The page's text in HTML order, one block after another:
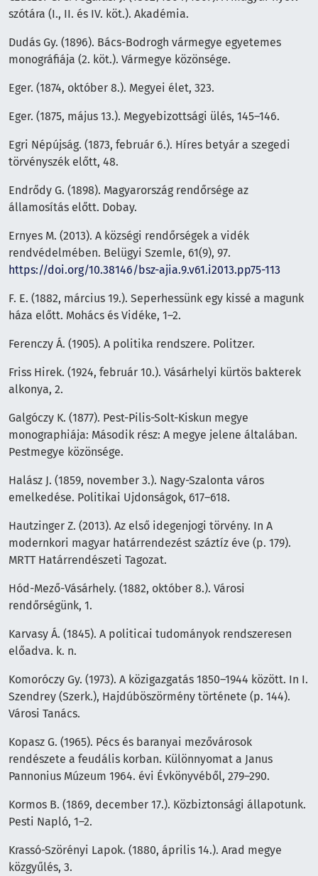
szótára (I., II. és IV. köt.). Akadémia.
Dudás Gy. (1896). Bács-Bodrogh vármegye egyetemes
monográfiája (2. köt.). Vármegye közönsége.
Eger. (1874, október 8.). Megyei élet, 323.
Eger. (1875, május 13.). Megyebizottsági ülés, 145–146.
Egri Népújság. (1873, február 6.). Híres betyár a szegedi
törvényszék előtt, 48.
Endrődy G. (1898). Magyarország rendőrsége az
államosítás előtt. Dobay.
Ernyes M. (2013). A községi rendőrségek a vidék
rendvédelmében. Belügyi Szemle, 61(9), 97.
https://doi.org/10.38146/bsz-ajia.9.v61.i2013.pp75-113
F. E. (1882, március 19.). Seperhessünk egy kissé a magunk
háza előtt. Mohács és Vidéke, 1–2.
Ferenczy Á. (1905). A politika rendszere. Politzer.
Friss Hirek. (1924, február 10.). Vásárhelyi kürtös bakterek
alkonya, 2.
Galgóczy K. (1877). Pest-Pilis-Solt-Kiskun megye
monographiája: Második rész: A megye jelene általában.
Pestmegye közönsége.
Halász J. (1859, november 3.). Nagy-Szalonta város
emelkedése. Politikai Ujdonságok, 617–618.
Hautzinger Z. (2013). Az első idegenjogi törvény. In A
modernkori magyar határrendezést száztíz éve (p. 179).
MRTT Határrendészeti Tagozat.
Hód-Mező-Vásárhely. (1882, október 8.). Városi
rendőrségünk, 1.
Karvasy Á. (1845). A politicai tudományok rendszeresen
előadva. k. n.
Komoróczy Gy. (1973). A közigazgatás 1850–1944 között. In I.
Szendrey (Szerk.), Hajdúböszörmény története (p. 144).
Városi Tanács.
Kopasz G. (1965). Pécs és baranyai mezővárosok
rendészete a feudális korban. Különnyomat a Janus
Pannonius Múzeum 1964. évi Évkönyvéből, 279–290.
Kormos B. (1869, december 17.). Közbiztonsági állapotunk.
Pesti Napló, 1–2.
Krassó-Szörényi Lapok. (1880, április 14.). Arad megye
közgyűlés, 3.